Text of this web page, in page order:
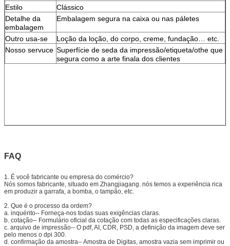
Estilo
Clássico
Detalhe da
embalagem
Embalagem segura na caixa ou nas páletes
Outro usa-se
Loção da loção, do corpo, creme, fundação… etc.
Nosso servuce Superfície de seda da impressão/etiqueta/othe que
segura como a arte finala dos clientes
FAQ
1. É você fabricante ou empresa do comércio?
Nós somos fabricante, situado em Zhangjiagang. nós temos a experiência rica
em produzir a garrafa, a bomba, o tampão, etc.
2. Que é o processo da ordem?
a. inquérito-- Forneça-nos todas suas exigências claras.
b. cotação-- Formulário oficial da cotação com todas as especificações claras.
c. arquivo de impressão-- O pdf, AI, CDR, PSD, a definição da imagem deve ser
pelo menos o dpi 300.
d. confirmação da amostra-- Amostra de Digitas, amostra vazia sem imprimir ou